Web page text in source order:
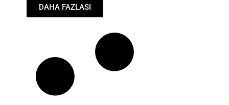
DAHA FAZLASI